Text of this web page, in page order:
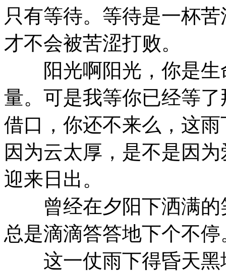
只有等待。等待是一杯
才不会被苦涩打败。
阳光啊阳光，你是生
量。可是我等你已经等
借口，你还不来么，这
因为云太厚，是不是因
迎来日出。
曾经在夕阳下洒满的
总是滴滴答答地下个不停
这一仗雨下得昏天黑